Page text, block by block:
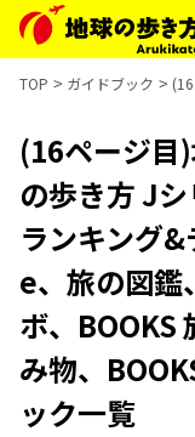
TOP ガイドブック
(16ページ目
の歩き方 J
ランキング
e、旅の図鑑
ボ、BOOKS
み物、
ック一覧